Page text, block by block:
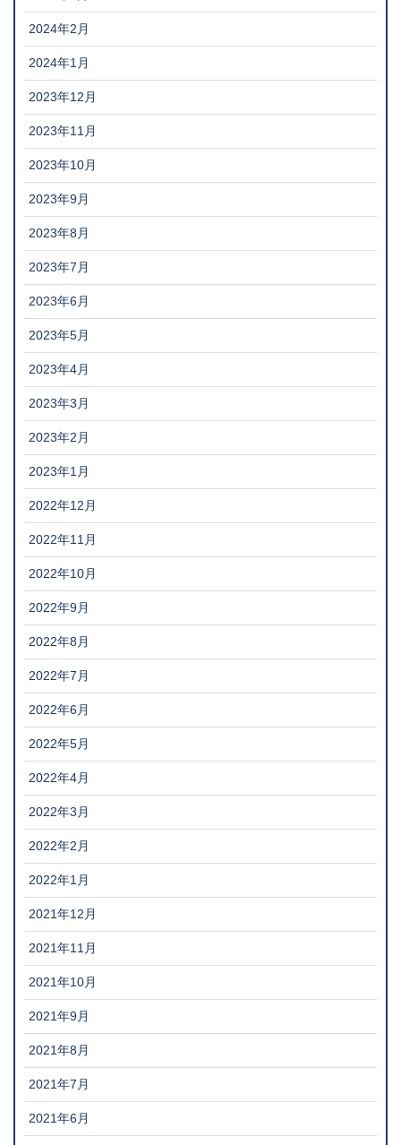
2024年2月
2024年1月
2023年12月
2023年11月
2023年10月
2023年9月
2023年8月
2023年7月
2023年6月
2023年5月
2023年4月
2023年3月
2023年2月
2023年1月
2022年12月
2022年11月
2022年10月
2022年9月
2022年8月
2022年7月
2022年6月
2022年5月
2022年4月
2022年3月
2022年2月
2022年1月
2021年12月
2021年11月
2021年10月
2021年9月
2021年8月
2021年7月
2021年6月